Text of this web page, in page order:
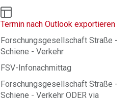
Termin nach Outlook exportieren
Forschungsgesellschaft Straße -
Schiene - Verkehr
FSV-Infonachmittag
Forschungsgesellschaft Straße -
Schiene - Verkehr ODER via